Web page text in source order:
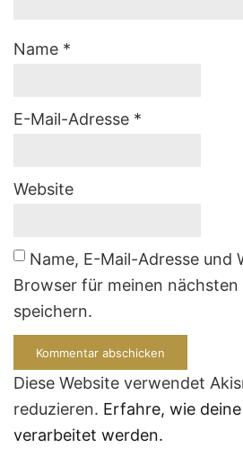
Name *
E-Mail-Adresse *
Website
Name, E-Mail-Adresse und
Browser für meinen
speichern.
Diese Website verwendet
reduzieren. Erfahre, wie
verarbeitet werden.